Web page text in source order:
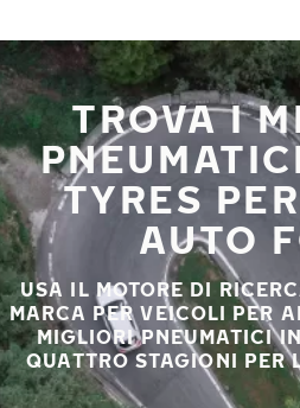
TROVA I
TYRES
AUTO
USA IL MOTORE DI
MARCA PER VEICOLI PER
MIGLIORI PNEUMATICI
QUATTRO STAGIONI PER